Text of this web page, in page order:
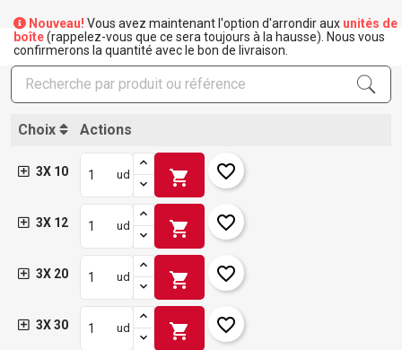
Nouveau! Vous avez maintenant l'option d'arrondir aux unités de
boîte(rappelez-vous que ce sera toujours à la hausse). Nous vous
confirmerons la quantité avec le bon de livraison.
Choix Actions
3X 10 ud shopping_cart favorite_border
3X 12 ud shopping_cart favorite_border
3X 20 ud shopping_cart favorite_border
3X 30 ud shopping_cart favorite_border